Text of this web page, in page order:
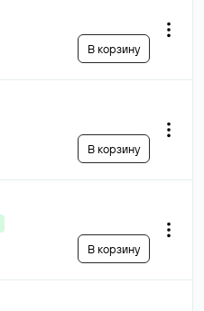
В корзину
В корзину
В корзину